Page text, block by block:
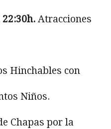
22:30h. Atracciones
Hinchables con
Niños.
Chapas por la